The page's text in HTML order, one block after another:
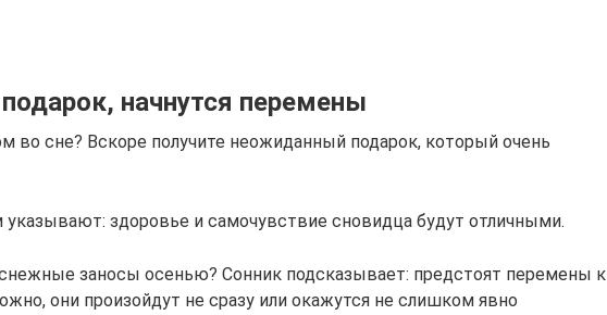
начнутся перемены
во сне? Вскоре получите неожиданный подарок, который очень
указывают: здоровье и самочувствие сновидца будут отличными.
заносы осенью? Сонник подсказывает: предстоят перемены к
они произойдут не сразу или окажутся не слишком явно